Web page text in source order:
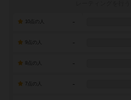
-
-
-
7点の人 -